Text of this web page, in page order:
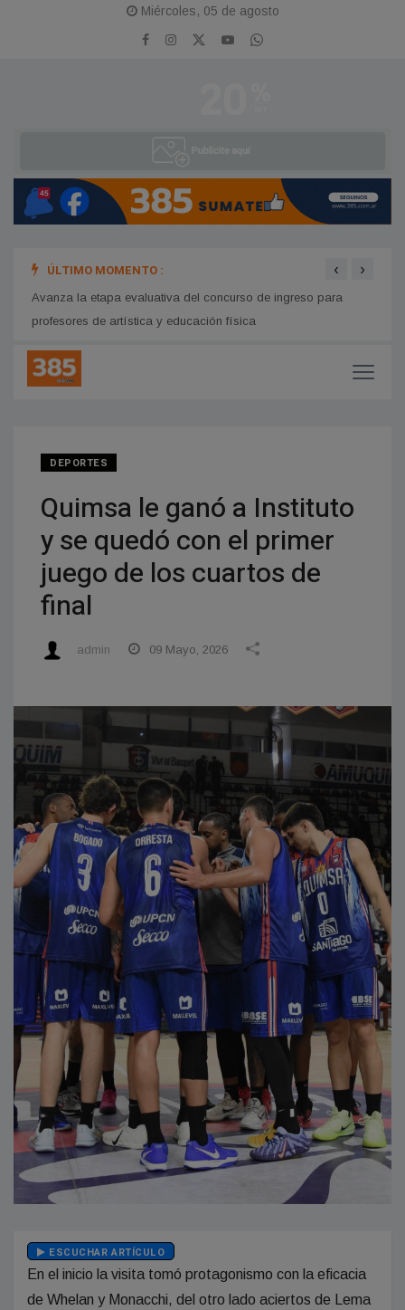
Miércoles, 05 de agosto
ÚLTIMO MOMENTO :
profesores de artística y educación física
Cecilia Neme fue confirmada como concejal reelecta tras el
recuento definitivo en Santiago del Estero
‹ ›
DEPORTES
Quimsa le ganó a Instituto
y se quedó con el primer
juego de los cuartos de
final
admin 09 Mayo, 2026
ESCUCHAR ARTÍCULO
En el inicio la visita tomó protagonismo con la eficacia
de Whelan y Monacchi, del otro lado aciertos de Lema